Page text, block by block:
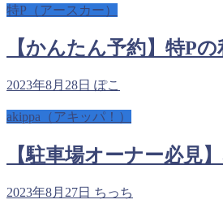
特P（アースカー）
【かんたん予約】特P
2023年8月28日 ぽこ
akippa（アキッパ！）
【駐車場オーナー必見
2023年8月27日 ちっち